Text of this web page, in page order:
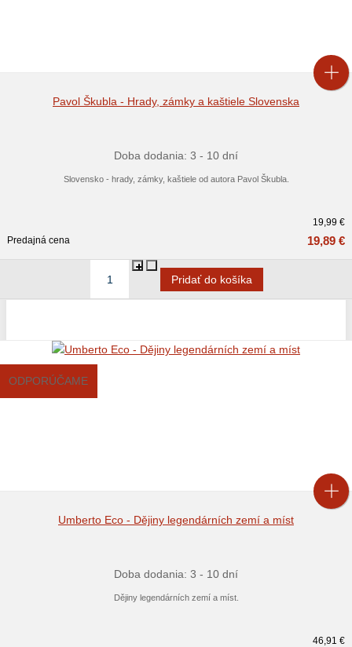
Pavol Škubla - Hrady, zámky a kaštiele Slovenska
Doba dodania: 3 - 10 dní
Slovensko - hrady, zámky, kaštiele od autora Pavol Škubla.
19,99 €
Predajná cena
19,89 €
ODPORÚČAME
Umberto Eco - Dějiny legendárních zemí a míst
Doba dodania: 3 - 10 dní
Dějiny legendárních zemí a míst.
46,91 €